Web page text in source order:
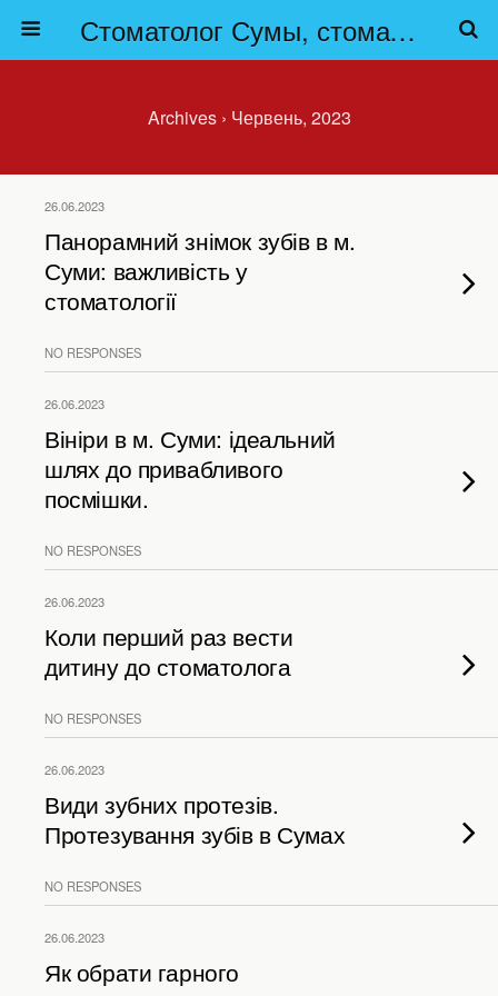
Стоматолог Сумы, стоматологические клиники Сумы, детская стоматология в Сумах. | Частная стоматология Сумы
Archives › Червень, 2023
26.06.2023
Панорамний знімок зубів в м.
Суми: важливість у
стоматології
NO RESPONSES
26.06.2023
Вініри в м. Суми: ідеальний
шлях до привабливого
посмішки.
NO RESPONSES
26.06.2023
Коли перший раз вести
дитину до стоматолога
NO RESPONSES
26.06.2023
Види зубних протезів.
Протезування зубів в Сумах
NO RESPONSES
26.06.2023
Як обрати гарного